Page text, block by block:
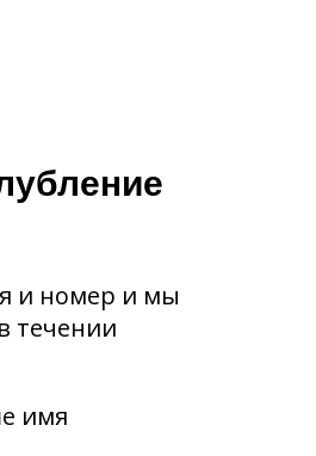
и номер и мы
течении
имя